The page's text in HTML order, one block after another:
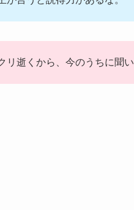
リ逝くから、今のうちに聞い